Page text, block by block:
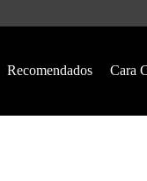
Recomendados Cara